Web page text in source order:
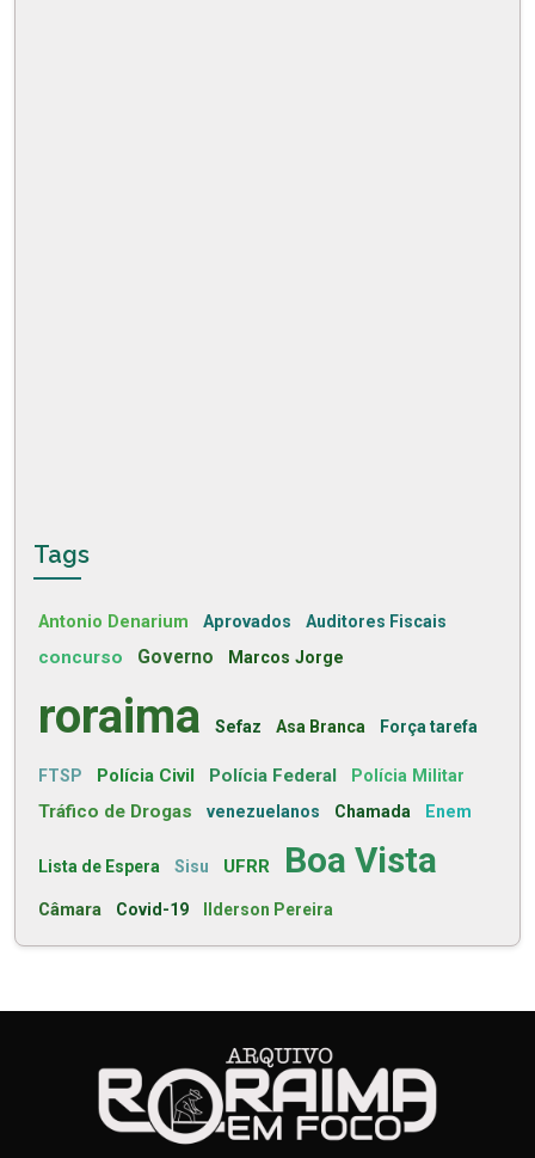
Tags
Antonio Denarium Aprovados Auditores Fiscais
concurso Governo Marcos Jorge
roraima Sefaz Asa Branca Força tarefa
FTSP Polícia Civil Polícia Federal Polícia Militar
Tráfico de Drogas venezuelanos Chamada Enem
Lista de Espera Sisu UFRR Boa Vista
Câmara Covid-19 Ilderson Pereira